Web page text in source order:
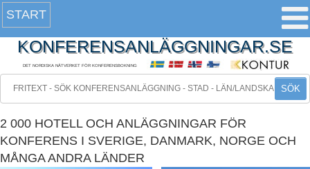
START
KONFERENSANLÄGGNINGAR.SE
DET NORDISKA NÄTVERKET FÖR KONFERENSBOKNING
SÖK
2 000 HOTELL OCH ANLÄGGNINGAR FÖR
KONFERENS I SVERIGE, DANMARK, NORGE OCH
MÅNGA ANDRA LÄNDER